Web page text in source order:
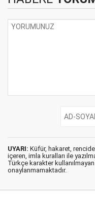
UYARI: Küfür, hakaret,
içeren, imla kuralları ile
Türkçe karakter
onaylanmamaktadır.